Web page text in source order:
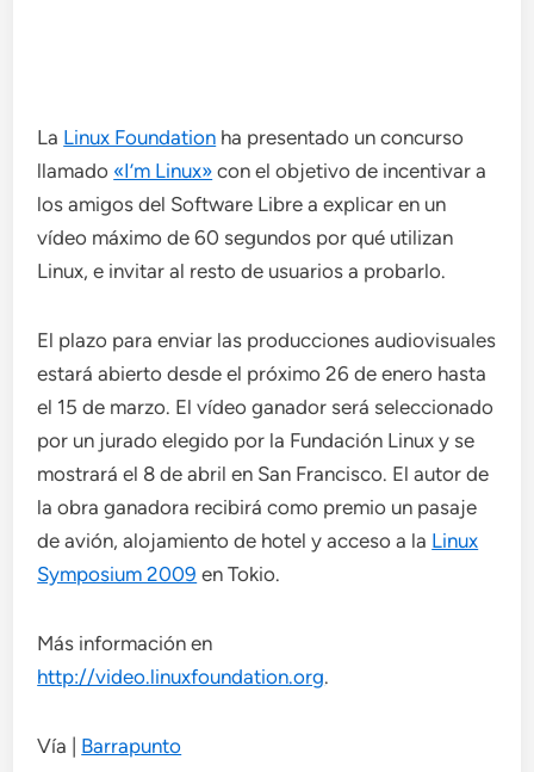
La Linux Foundation ha presentado un concurso
llamado «I’m Linux» con el objetivo de incentivar a
los amigos del Software Libre a explicar en un
vídeo máximo de 60 segundos por qué utilizan
Linux, e invitar al resto de usuarios a probarlo.
El plazo para enviar las producciones audiovisuales
estará abierto desde el próximo 26 de enero hasta
el 15 de marzo. El vídeo ganador será seleccionado
por un jurado elegido por la Fundación Linux y se
mostrará el 8 de abril en San Francisco. El autor de
la obra ganadora recibirá como premio un pasaje
de avión, alojamiento de hotel y acceso a la Linux
Symposium 2009 en Tokio.
Más información en
http://video.linuxfoundation.org.
Vía | Barrapunto